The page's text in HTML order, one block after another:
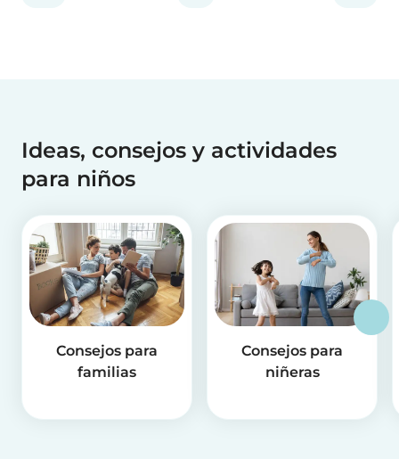
Ideas, consejos y actividades
para niños
Consejos para
familias
Consejos para
niñeras